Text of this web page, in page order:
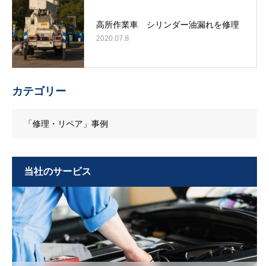
高所作業車 シリンダー油漏れを修理
2020.07.8
カテゴリー
「修理・リペア」事例
当社のサービス